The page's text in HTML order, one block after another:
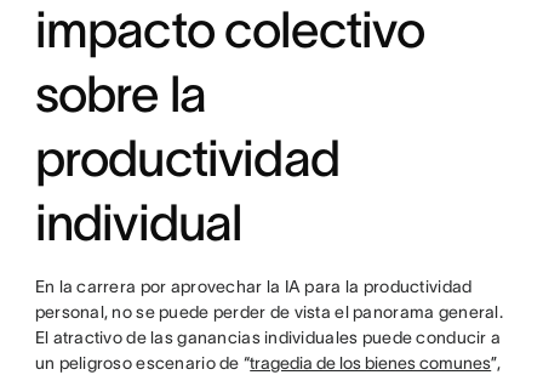
impacto colectivo
sobre la
productividad
individual
En la carrera por aprovechar la IA para la productividad
personal, no se puede perder de vista el panorama general.
El atractivo de las ganancias individuales puede conducir a
un peligroso escenario de “tragedia de los bienes comunes”,